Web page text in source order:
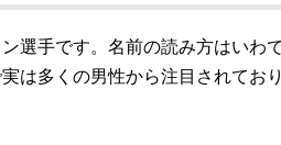
選手です。名前の読み方はいわ
は多くの男性から注目されており